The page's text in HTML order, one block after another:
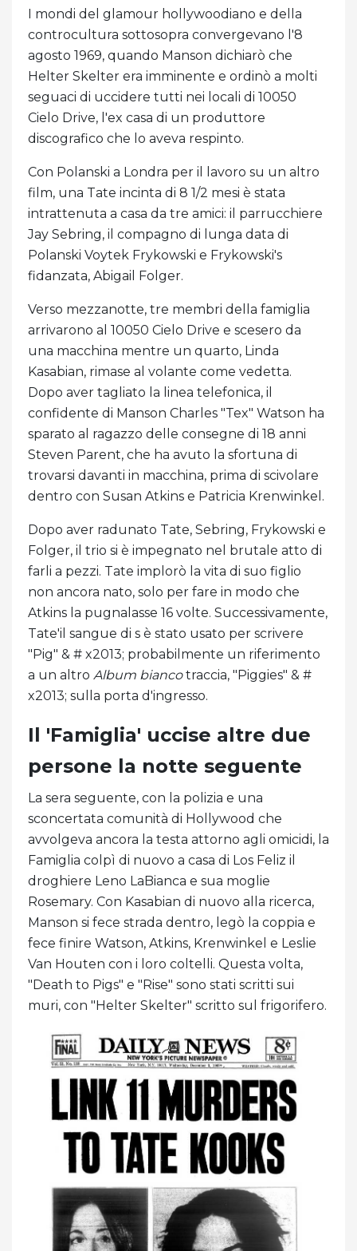
I mondi del glamour hollywoodiano e della
controcultura sottosopra convergevano l'8
agosto 1969, quando Manson dichiarò che
Helter Skelter era imminente e ordinò a molti
seguaci di uccidere tutti nei locali di 10050
Cielo Drive, l'ex casa di un produttore
discografico che lo aveva respinto.
Con Polanski a Londra per il lavoro su un altro
film, una Tate incinta di 8 1/2 mesi è stata
intrattenuta a casa da tre amici: il parrucchiere
Jay Sebring, il compagno di lunga data di
Polanski Voytek Frykowski e Frykowski's
fidanzata, Abigail Folger.
Verso mezzanotte, tre membri della famiglia
arrivarono al 10050 Cielo Drive e scesero da
una macchina mentre un quarto, Linda
Kasabian, rimase al volante come vedetta.
Dopo aver tagliato la linea telefonica, il
confidente di Manson Charles "Tex" Watson ha
sparato al ragazzo delle consegne di 18 anni
Steven Parent, che ha avuto la sfortuna di
trovarsi davanti in macchina, prima di scivolare
dentro con Susan Atkins e Patricia Krenwinkel.
Dopo aver radunato Tate, Sebring, Frykowski e
Folger, il trio si è impegnato nel brutale atto di
farli a pezzi. Tate implorò la vita di suo figlio
non ancora nato, solo per fare in modo che
Atkins la pugnalasse 16 volte. Successivamente,
Tate'il sangue di s è stato usato per scrivere
"Pig" & # x2013; probabilmente un riferimento
a un altro Album biancotraccia, "Piggies" & #
x2013; sulla porta d'ingresso.
Il 'Famiglia' uccise altre due
persone la notte seguente
La sera seguente, con la polizia e una
sconcertata comunità di Hollywood che
avvolgeva ancora la testa attorno agli omicidi, la
Famiglia colpì di nuovo a casa di Los Feliz il
droghiere Leno LaBianca e sua moglie
Rosemary. Con Kasabian di nuovo alla ricerca,
Manson si fece strada dentro, legò la coppia e
fece finire Watson, Atkins, Krenwinkel e Leslie
Van Houten con i loro coltelli. Questa volta,
"Death to Pigs" e "Rise" sono stati scritti sui
muri, con "Helter Skelter" scritto sul frigorifero.